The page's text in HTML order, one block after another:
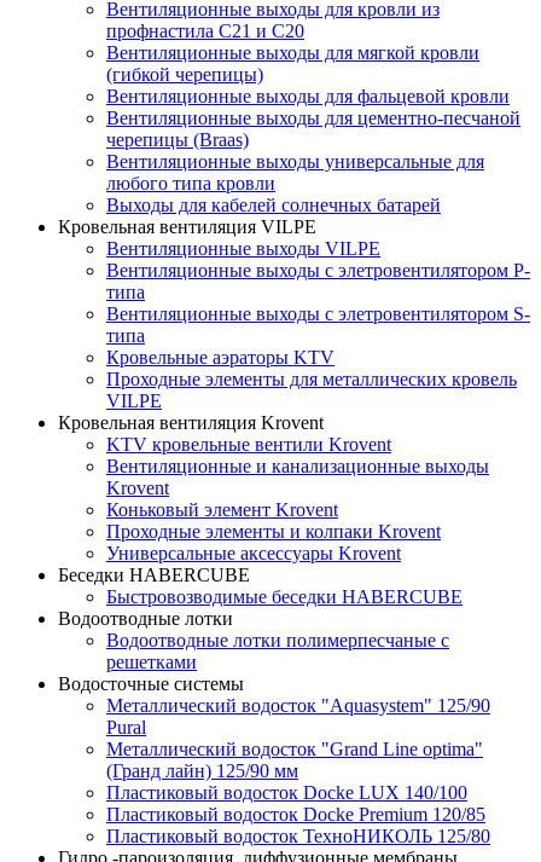
Вентиляционные выходы для кровли из
профнастила C21 и С20
Вентиляционные выходы для мягкой кровли
(гибкой черепицы)
Вентиляционные выходы для фальцевой кровли
Вентиляционные выходы для цементно-песчаной
черепицы (Braas)
Вентиляционные выходы универсальные для
любого типа кровли
Выходы для кабелей солнечных батарей
Кровельная вентиляция VILPE
Вентиляционные выходы VILPE
Вентиляционные выходы с элетровентилятором P-
типа
Вентиляционные выходы с элетровентилятором S-
типа
Кровельные аэраторы KTV
Проходные элементы для металлических кровель
VILPE
Кровельная вентиляция Krovent
KTV кровельные вентили Krovent
Вентиляционные и канализационные выходы
Krovent
Коньковый элемент Krovent
Проходные элементы и колпаки Krovent
Универсальные аксессуары Krovent
Беседки HABERCUBE
Быстровозводимые беседки HABERCUBE
Водоотводные лотки
Водоотводные лотки полимерпесчаные с
решетками
Водосточные системы
Металлический водосток "Aquasystem" 125/90
Pural
Металлический водосток "Grand Line optima"
(Гранд лайн) 125/90 мм
Пластиковый водосток Docke LUX 140/100
Пластиковый водосток Docke Premium 120/85
Пластиковый водосток ТехноНИКОЛЬ 125/80
Гидро -пароизоляция, диффузионные мембраны.